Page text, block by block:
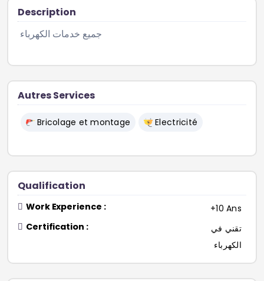
Description
Autres Services
Bricolage et montage Electricité
Qualification
Work Experience :
+10 Ans
Certification :
تقني في
الكهرباء